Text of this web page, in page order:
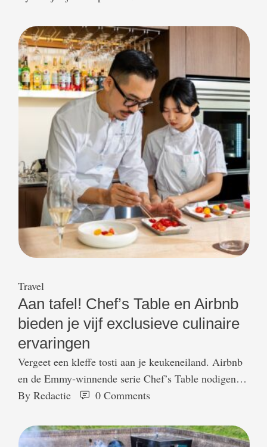
kerstmarkten. Van klassieke Duitse
Weihnachtsmärkte tot de feeërieke kerstwereld van
Wenen of de knusse steegjes van Edinburgh: dit zijn
dé 20 kerstmarkten Europa waar reizigers,
instagrammers …
Travel
Aan tafel! Chef’s Table en Airbnb
bieden je vijf exclusieve culinaire
ervaringen
Vergeet een kleffe tosti aan je keukeneiland. Airbnb
en de Emmy‑winnende serie Chef’s Table nodigen je
uit om eten weer echt te beleven. Sinds vorige week
Londen, Parijs, Los Angeles, Mexico-Stad en Seoel,
By Redactie 0 Comments